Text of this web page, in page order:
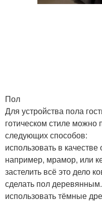
Пол
Для устройства пола
готическом стиле можно
следующих способов:
использовать в
например, мрамор, или
застелить всё это дело
сделать пол
использовать тёмные